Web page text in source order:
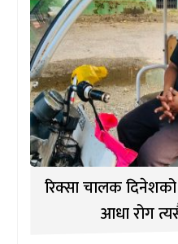
रिक्सा चालक
आधा रोग